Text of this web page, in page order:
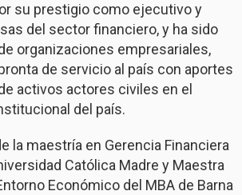
su prestigio como ejecutivo y
del sector financiero, y ha sido
organizaciones empresariales,
de servicio al país con aportes
activos actores civiles en el
del país.
la maestría en Gerencia Financiera
Católica Madre y Maestra
Económico del MBA de Barna